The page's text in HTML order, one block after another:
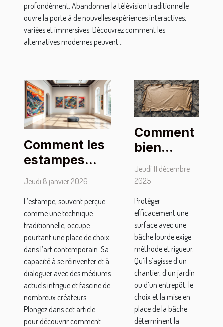
profondément. Abandonner la télévision traditionnelle
ouvre la porte à de nouvelles expériences interactives,
variées et immersives. Découvrez comment les
alternatives modernes peuvent...
Comment les
estampes
façonnent-
elles l'art
contemporain
?
Jeudi 8 janvier 2026
L’estampe, souvent perçue
comme une technique
traditionnelle, occupe
pourtant une place de choix
dans l’art contemporain. Sa
capacité à se réinventer et à
dialoguer avec des médiums
actuels intrigue et fascine de
nombreux créateurs.
Plongez dans cet article
pour découvrir comment
Comment
bien
sécuriser
une
avec une
bâche
lourde ?
Jeudi 11 décembre
2025
Protéger
efficacement une
surface avec une
bâche lourde exige
méthode et rigueur.
Qu’il s’agisse d’un
chantier, d’un jardin
ou d’un entrepôt, le
choix et la mise en
place de la bâche
déterminent la